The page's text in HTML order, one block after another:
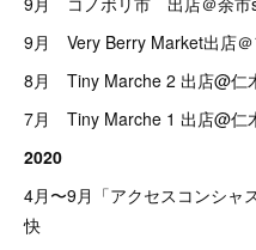
9月 Very Berry Market出店＠
8月 Tiny Marche 2 出店@仁
7月 Tiny Marche 1 出店@仁
2020
4月〜9月「アクセスコンシャ
快